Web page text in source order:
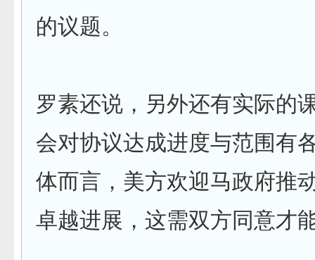
的议题。
罗素还说，另外还有实际的
会对协议达成进度与范围有
体而言，美方欢迎马政府推
卓越进展，这需双方同意才